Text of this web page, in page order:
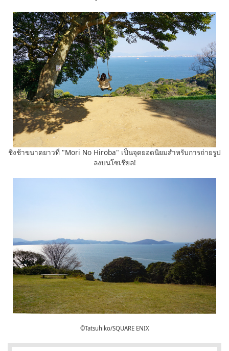
ชิงช้าขนาดยาวที่ "Mori No Hiroba" เป็นจุดยอดนิยมสำหรับการถ่ายรูป
ลงบนโซเชียล!
©Tatsuhiko/SQUARE ENIX